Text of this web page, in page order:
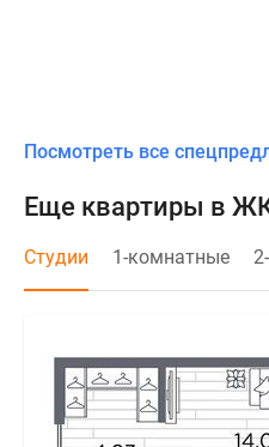
Посмотреть все
Еще квартиры в
Студии 1-комнатные